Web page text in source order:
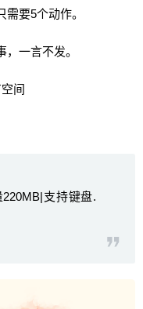
要5个动作。
一言不发。
间
支持键盘.